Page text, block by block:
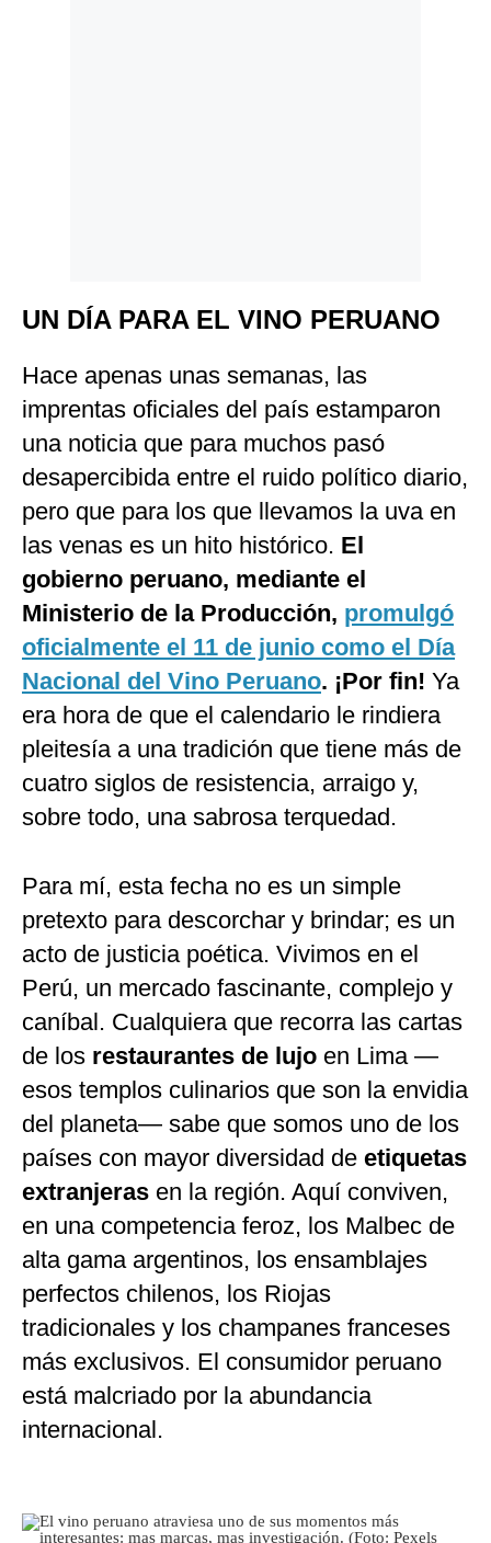
UN DÍA PARA EL VINO PERUANO
Hace apenas unas semanas, las
imprentas oficiales del país estamparon
una noticia que para muchos pasó
desapercibida entre el ruido político diario,
pero que para los que llevamos la uva en
las venas es un hito histórico. El
gobierno peruano, mediante el
Ministerio de la Producción, promulgó
oficialmente el 11 de junio como el Día
Nacional del Vino Peruano. ¡Por fin! Ya
era hora de que el calendario le rindiera
pleitesía a una tradición que tiene más de
cuatro siglos de resistencia, arraigo y,
sobre todo, una sabrosa terquedad.
Para mí, esta fecha no es un simple
pretexto para descorchar y brindar; es un
acto de justicia poética. Vivimos en el
Perú, un mercado fascinante, complejo y
caníbal. Cualquiera que recorra las cartas
de los restaurantes de lujo en Lima —
esos templos culinarios que son la envidia
del planeta— sabe que somos uno de los
países con mayor diversidad de etiquetas
extranjeras en la región. Aquí conviven,
en una competencia feroz, los Malbec de
alta gama argentinos, los ensamblajes
perfectos chilenos, los Riojas
tradicionales y los champanes franceses
más exclusivos. El consumidor peruano
está malcriado por la abundancia
internacional.